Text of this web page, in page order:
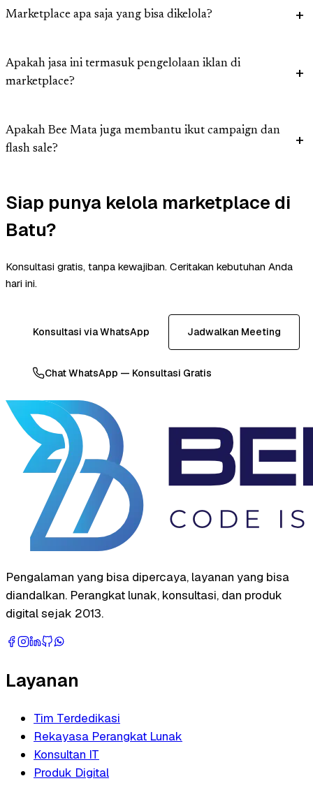
Marketplace apa saja yang bisa dikelola?
Apakah jasa ini termasuk pengelolaan iklan di
marketplace?
Apakah Bee Mata juga membantu ikut campaign dan
flash sale?
Siap punya kelola marketplace di
Batu?
Konsultasi gratis, tanpa kewajiban. Ceritakan kebutuhan Anda
hari ini.
Konsultasi via WhatsApp Jadwalkan Meeting
Chat WhatsApp — Konsultasi Gratis
Pengalaman yang bisa dipercaya, layanan yang bisa
diandalkan. Perangkat lunak, konsultasi, dan produk
digital sejak 2013.
Layanan
Tim Terdedikasi
Rekayasa Perangkat Lunak
Konsultan IT
Produk Digital